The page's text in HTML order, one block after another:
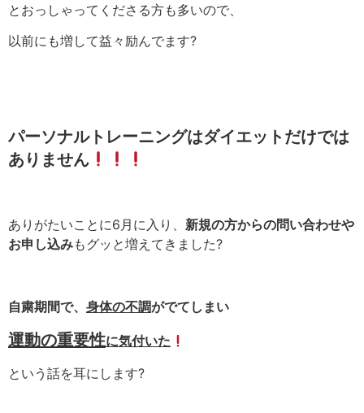
とおっしゃってくださる方も多いので、
以前にも増して益々励んでます?
パーソナルトレーニングはダイエットだけでは
ありません
ありがたいことに6 月に入り、 新規の方からの問い合わせや
お申し込みもグッと増えてきました?
自粛期間で、 身体の不調がでてしまい
運動の重要性に気付いた
という話を耳にします?